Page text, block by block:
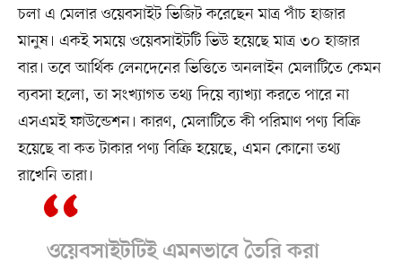
চলা এ মেলার ওয়েবসাইট ভিজিট করেছেন মাত্র পাঁচ হাজার
মানুষ। একই সময়ে ওয়েবসাইটটি ভিউ হয়েছে মাত্র ৩০ হাজার
বার। তবে আর্থিক লেনদেনের ভিত্তিতে অনলাইন মেলাটিতে কেমন
ব্যবসা হলো, তা সংখ্যাগত তথ্য দিয়ে ব্যাখ্যা করতে পারে না
এসএমই ফাউন্ডেশন। কারণ, মেলাটিতে কী পরিমাণ পণ্য বিক্রি
হয়েছে বা কত টাকার পণ্য বিক্রি হয়েছে, এমন কোনো তথ্য
রাখেনি তারা।
ওয়েবসাইটটিই এমনভাবে তৈরি করা